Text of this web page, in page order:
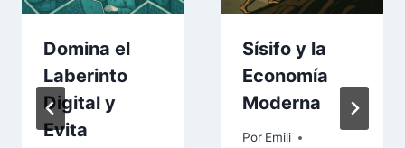
Domina el
Laberinto
Digital y
Evita
Sísifo y la
Economía
Moderna
Por Emili